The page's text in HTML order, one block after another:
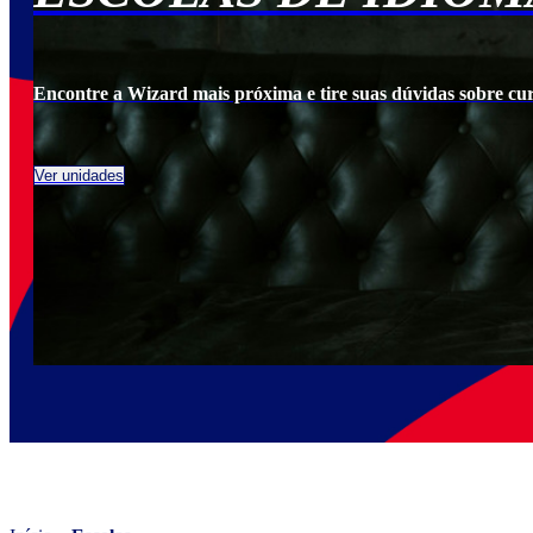
Encontre a Wizard mais próxima e tire suas dúvidas sobre
Ver unidades